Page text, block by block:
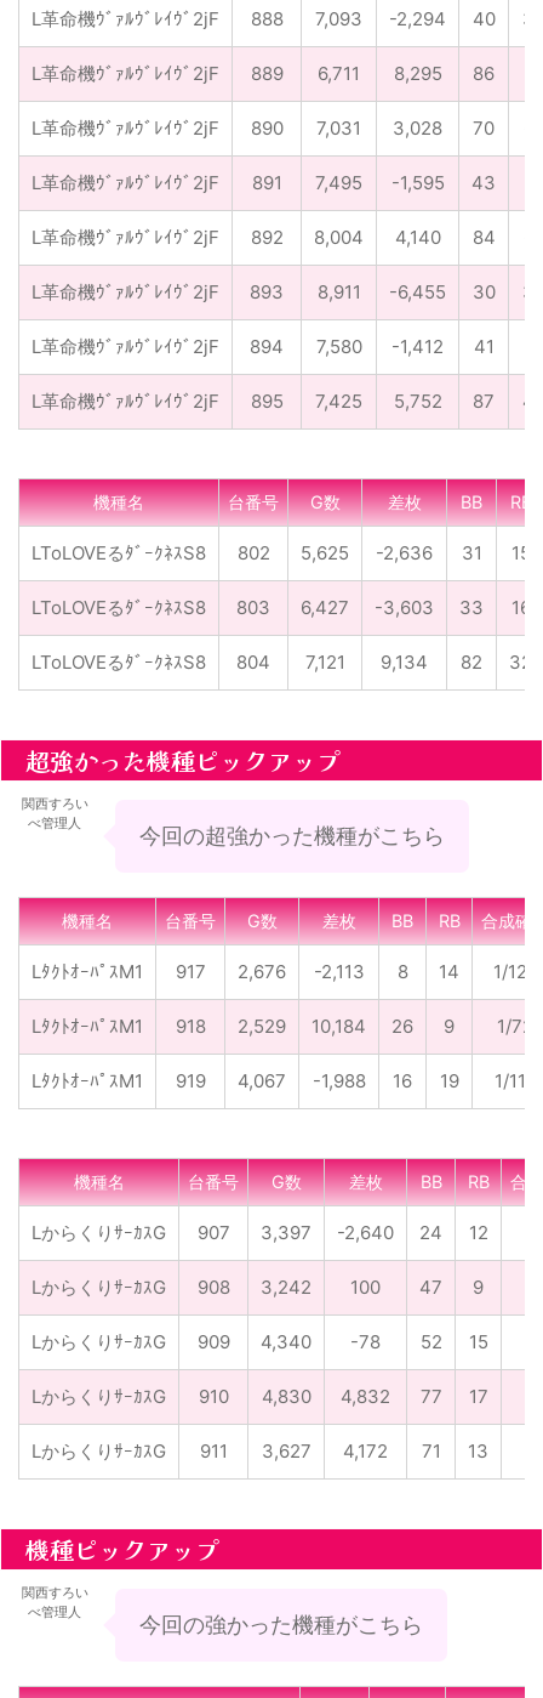
L革命機ｳﾞｧﾙｳﾞﾚｲｳﾞ2jF 888 7,093 -2,294 40 3
L革命機ｳﾞｧﾙｳﾞﾚｲｳﾞ2jF 889 6,711 8,295 86
L革命機ｳﾞｧﾙｳﾞﾚｲｳﾞ2jF 890 7,031 3,028 70
L革命機ｳﾞｧﾙｳﾞﾚｲｳﾞ2jF 891 7,495 -1,595 43
L革命機ｳﾞｧﾙｳﾞﾚｲｳﾞ2jF 892 8,004 4,140 84
L革命機ｳﾞｧﾙｳﾞﾚｲｳﾞ2jF 893 8,911 -6,455 30 3
L革命機ｳﾞｧﾙｳﾞﾚｲｳﾞ2jF 894 7,580 -1,412 41
L革命機ｳﾞｧﾙｳﾞﾚｲｳﾞ2jF 895 7,425 5,752 87 4
機種名 台番号 G数 差枚 BB RB
LToLOVEるﾀﾞｰｸﾈｽS8 802 5,625 -2,636 31 15
LToLOVEるﾀﾞｰｸﾈｽS8 803 6,427 -3,603 33 16
LToLOVEるﾀﾞｰｸﾈｽS8 804 7,121 9,134 82 32
超強かった機種ピックアップ
関西すろい
べ管理人
今回の超強かった機種がこちら
機種名 台番号 G数 差枚 BB RB 合成確
LﾀｸﾄｵｰﾊﾟｽM1 917 2,676 -2,113 8 14 1/122
LﾀｸﾄｵｰﾊﾟｽM1 918 2,529 10,184 26 9 1/72
LﾀｸﾄｵｰﾊﾟｽM1 919 4,067 -1,988 16 19 1/116
機種名 台番号 G数 差枚 BB RB 合
LからくりｻｰｶｽG 907 3,397 -2,640 24 12
LからくりｻｰｶｽG 908 3,242 100 47 9
LからくりｻｰｶｽG 909 4,340 -78 52 15
LからくりｻｰｶｽG 910 4,830 4,832 77 17
LからくりｻｰｶｽG 911 3,627 4,172 71 13
機種ピックアップ
関西すろい
べ管理人
今回の強かった機種がこちら